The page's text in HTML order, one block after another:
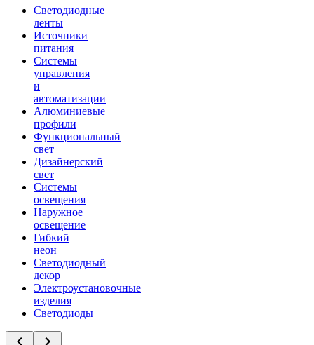
Светодиодные
ленты
Источники
питания
Системы
управления
и
автоматизации
Алюминиевые
профили
Функциональный
свет
Дизайнерский
свет
Системы
освещения
Наружное
освещение
Гибкий
неон
Светодиодный
декор
Электроустановочные
изделия
Светодиоды